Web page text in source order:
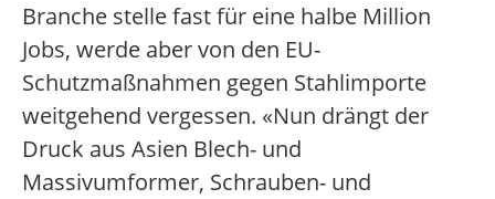
Branche stelle fast für eine halbe Million
Jobs, werde aber von den EU-
Schutzmaßnahmen gegen Stahlimporte
weitgehend vergessen. «Nun drängt der
Druck aus Asien Blech- und
Massivumformer, Schrauben- und